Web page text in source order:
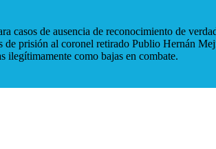
casos de ausencia de reconocimiento de
de prisión al coronel retirado Publio Hernán
ilegítimamente como bajas en combate.